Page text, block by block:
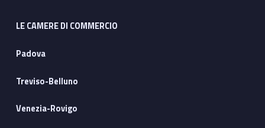
LE CAMERE DI COMMERCIO
Padova
Treviso-Belluno
Venezia-Rovigo